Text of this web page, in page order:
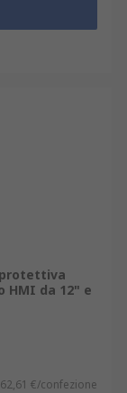
in base
del
HMI da 12" e
€/confezione